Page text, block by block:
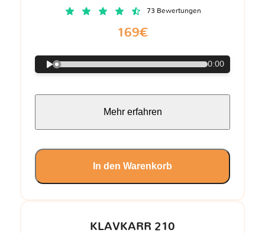
KLAVKARR 210
73 Bewertungen
169€
0:00
Mehr erfahren
In den Warenkorb